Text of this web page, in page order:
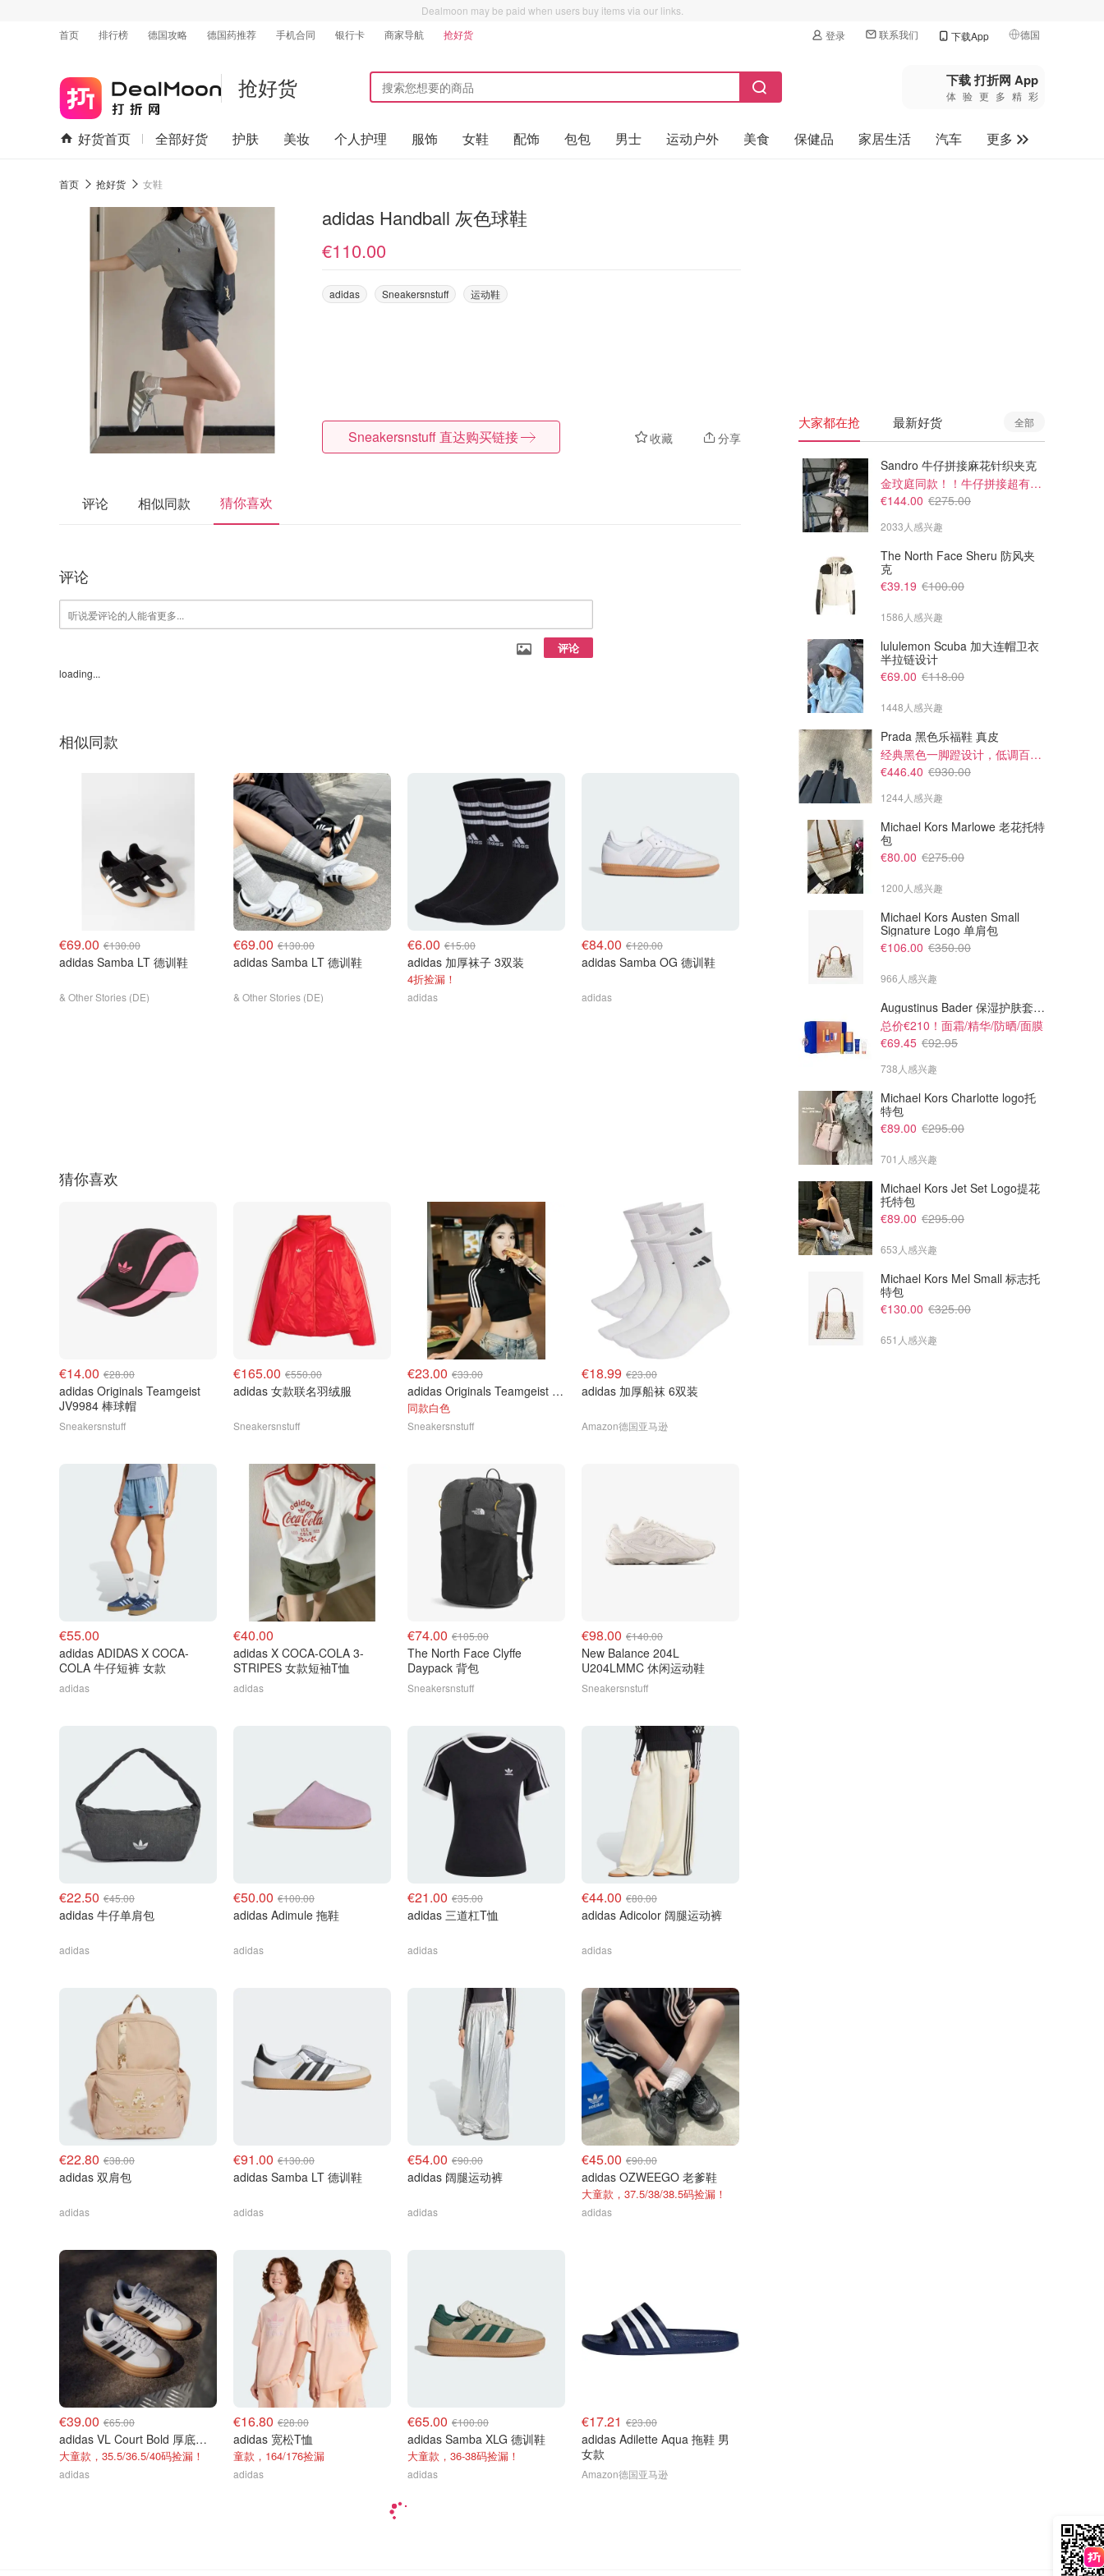
Dealmoon may be paid when users buy items via our links.
首页
排行榜 德国攻略 德国药推荐 手机合同 银行卡 商家导航 抢好货 登录 联系我们 下载App 德国
🇺🇸美国
🇨🇳中国
🇨🇦加拿大
抢好货 下载 打折网 App
体验更多精彩
好货首页 全部好货 护肤 美妆 个人护理 服饰 女鞋 配饰 包包 男士 运动户外 美食 保健品 家居生活 汽车
更多
首页 抢好货 女鞋
adidas Handball 灰色球鞋
€110.00
adidas Sneakersnstuff 运动鞋
收藏 分享
Sneakersnstuff 直达购买链接
评论 相似同款 猜你喜欢
评论
评论
loading...
相似同款
€69.00 €130.00
adidas Samba LT 德训鞋
& Other Stories (DE)
€69.00 €130.00
adidas Samba LT 德训鞋
& Other Stories (DE)
€6.00 €15.00
adidas 加厚袜子 3双装
4折捡漏！
adidas
€84.00 €120.00
adidas Samba OG 德训鞋
adidas
€100.00
adidas SL 72 OG 复古运动鞋
€84.00
猜你喜欢
€14.00 €28.00
adidas Originals Teamgeist
JV9984 棒球帽
Sneakersnstuff
€165.00 €550.00
adidas 女款联名羽绒服
Sneakersnstuff
€23.00 €33.00
adidas Originals Teamgeist 女款短袖 JZ8279
同款白色
Sneakersnstuff
€18.99 €23.00
adidas 加厚船袜 6双装
Amazon德国亚马逊
€55.00
adidas ADIDAS X COCA-
COLA 牛仔短裤 女款
adidas
€40.00
adidas X COCA-COLA 3-
STRIPES 女款短袖T恤
adidas
€74.00 €105.00
The North Face Clyffe
Daypack 背包
Sneakersnstuff
€98.00 €140.00
New Balance 204L
U204LMMC 休闲运动鞋
Sneakersnstuff
€22.50 €45.00
adidas 牛仔单肩包
adidas
€50.00 €100.00
adidas Adimule 拖鞋
adidas
€21.00 €35.00
adidas 三道杠T恤
adidas
€44.00 €80.00
adidas Adicolor 阔腿运动裤
adidas
€22.80 €38.00
adidas 双肩包
adidas
€91.00 €130.00
adidas Samba LT 德训鞋
adidas
€54.00 €90.00
adidas 阔腿运动裤
adidas
€45.00 €90.00
adidas OZWEEGO 老爹鞋
大童款，37.5/38/38.5码捡漏！
adidas
€39.00 €65.00
adidas VL Court Bold 厚底运动鞋
大童款，35.5/36.5/40码捡漏！
adidas
€16.80 €28.00
adidas 宽松T恤
童款，164/176捡漏
adidas
€65.00 €100.00
adidas Samba XLG 德训鞋
大童款，36-38码捡漏！
adidas
€17.21 €23.00
adidas Adilette Aqua 拖鞋 男
女款
Amazon德国亚马逊
大家都在抢 最新好货 全部
Sandro 牛仔拼接麻花针织夹克
金玟庭同款！！牛仔拼接超有层次感
€144.00 €275.00
2033人感兴趣
The North Face Sheru 防风夹
克
€39.19 €100.00
1586人感兴趣
lululemon Scuba 加大连帽卫衣
半拉链设计
€69.00 €118.00
1448人感兴趣
Prada 黑色乐福鞋 真皮
经典黑色一脚蹬设计，低调百搭又高级
€446.40 €930.00
1244人感兴趣
Michael Kors Marlowe 老花托特
包
€80.00 €275.00
1200人感兴趣
Michael Kors Austen Small
Signature Logo 单肩包
€106.00 €350.00
966人感兴趣
Augustinus Bader 保湿护肤套装 TFC8®
总价€210！面霜/精华/防晒/面膜
€69.45 €92.95
738人感兴趣
Michael Kors Charlotte logo托
特包
€89.00 €295.00
701人感兴趣
Michael Kors Jet Set Logo提花
托特包
€89.00 €295.00
653人感兴趣
Michael Kors Mel Small 标志托
特包
€130.00 €325.00
651人感兴趣